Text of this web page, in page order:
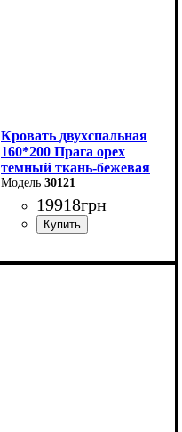
Кровать двухспальная
160*200 Прага орех
темный ткань-бежевая
Серия-Элит
30121
19918грн
Ширина: 168 см